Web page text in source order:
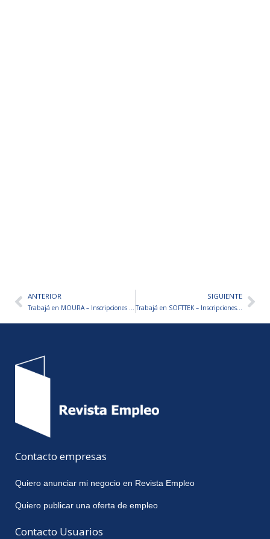
AntANTERIOR
Trabajá en MOURA – Inscripciones abiertas
SIGUIENTE
Trabajá en SOFTTEK – Inscripciones abiertas
Contacto empresas
Quiero anunciar mi negocio en Revista Empleo
Quiero publicar una oferta de empleo
Contacto Usuarios